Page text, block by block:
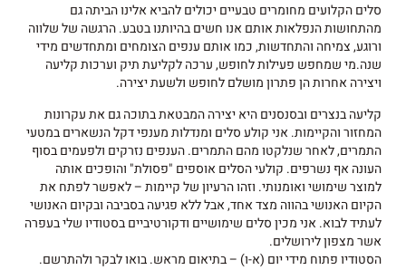
סלים הקלועים מחומרים טבעיים יכולים להביא אלינו הביתה גם
מהתחושות הנפלאות אותם אנו חשים בהיותנו בטבע. הרגשה של שלווה
ורוגע, צמיחה והתחדשות, כמו אותם ענפים הצומחים ומתחדשים מידי
שנה.מי שמחפש פעילות לחופש, ערכה לקליעת תיק וערכות קליעה
ויצירה אחרות הן פתרון מושלם לחופש ולשעת יצירה.
קליעה בנצרים ובסנסנים היא יצירה המבטאת בתוכה גם את עקרונות
המחזור והקיימות. אני קולע סלים ומנדלות מענפי דקל הנשארים במטעי
התמרים, לאחר שנלקטו מהם התמרים. הענפים נזרקים ולפעמים בסוף
העונה אף נשרפים. קולעי הסלים אוספים "פסולת" והופכים אותה
למוצר שימושי ואומנותי. וזהו הרעיון של קיימות – לאפשר לפתח את
הקיום האנושי בהווה מצד אחד, אבל ללא פגיעה בסביבה ובקיום האנושי
לעתיד לבוא. אני מכין סלים שימושיים ודקורטיביים בסטודיו שלי בעפרה
אשר מצפון לירושלים.
הסטודיו פתוח מידי יום (א-ו) – בתיאום מראש. בואו לבקר ולהתרשם.